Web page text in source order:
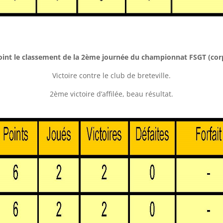
le classement de la 2ème journée du championnat FSGT
Victoire contre le club de breteville.
2ème victoire d’affilée, beau résultat.